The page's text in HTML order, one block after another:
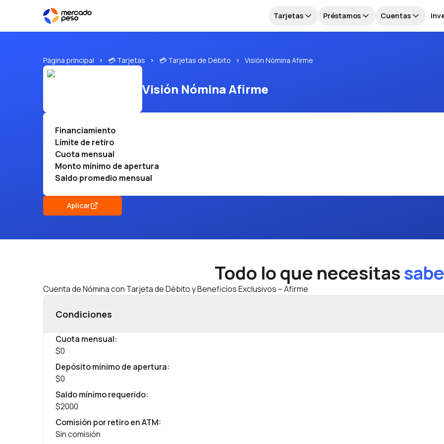
Tarjetas Préstamos Cuentas
Página principal 💳 Tarjetas 💳 Tarjetas de Débito Visión Nómina Afirme
Visión Nómina Afirme
Financiamiento
Límite de retiro
Cuota mensual
Monto mínimo de apertura
Saldo promedio mensual
Aplicar
Todo lo que necesitas
Cuenta de Nómina con Tarjeta de Débito y Beneficios Exclusivos – Afirme
Condiciones
Cuota mensual:
$0
Depósito mínimo de apertura:
$0
Saldo mínimo requerido:
$2000
Comisión por retiro en ATM:
Sin comisión